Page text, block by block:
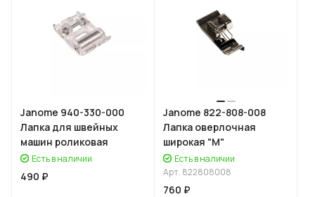
Janome 940-330-000
Лапка для швейных
машин роликовая
Есть в наличии
490 ₽
Janome 822-808-008
Лапка оверлочная
широкая "М"
Есть в наличии
Арт. 822808008
760 ₽